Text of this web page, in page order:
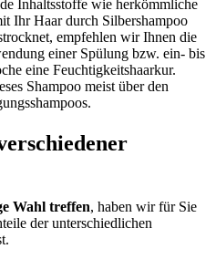
Inhaltsstoffe wie herkömmliche
Ihr Haar durch Silbershampoo
empfehlen wir Ihnen die
einer Spülung bzw. ein- bis
eine Feuchtigkeitshaarkur.
Shampoo meist über den
Wahl treffen, haben wir für Sie
der unterschiedlichen